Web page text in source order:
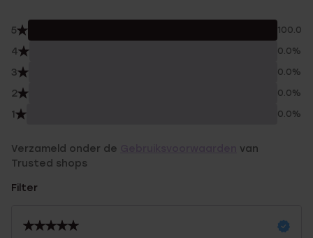
5 100.0%
4 0.0%
3 0.0%
2 0.0%
1 0.0%
Verzameld onder de
van
Trusted shops
Filter